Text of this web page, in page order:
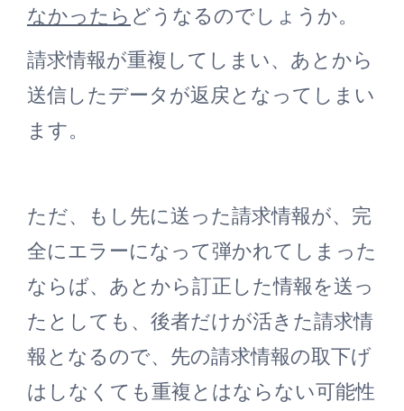
なかったら どうなるのでしょうか。
請求情報が重複してしまい、あとから
送信したデータが返戻となってしまい
ます。
ただ、もし先に送った請求情報が、完
全にエラーになって弾かれてしまった
ならば、あとから訂正した情報を送っ
たとしても、後者だけが活きた請求情
報となるので、先の請求情報の取下げ
はしなくても重複とはならない可能性